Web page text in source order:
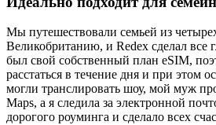
Мы путешествовали семьей из
Великобританию, и Redex сделал все
был свой собственный план eSIM,
расстаться в течение дня и при этом
могли транслировать шоу, мой муж
Maps, а я следила за электронной
дорогого роуминга и сделало всех